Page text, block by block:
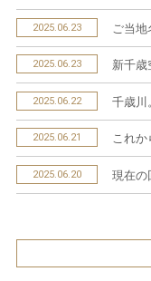
2025.06.23 ご当地
2025.06.23 新千歳
2025.06.22 千歳川
2025.06.21 これか
2025.06.20 現在の